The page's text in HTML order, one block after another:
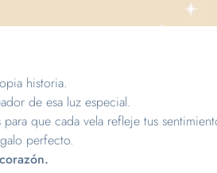
historia.
de esa luz especial.
que cada vela refleje tus
perfecto.